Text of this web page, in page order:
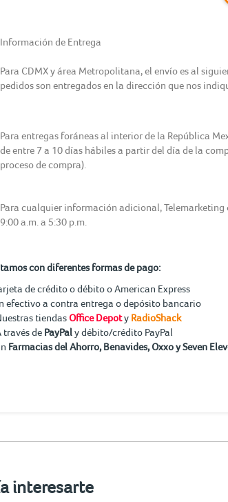
Información de Entrega
Para CDMX y área Metropolitana, el envío es al
pedidos son entregados en la dirección que nos
Para entregas foráneas al interior de la República
de entre 7 a 10 días hábiles a partir del día de la
proceso de compra).
Para cualquier información adicional, Telemarketing
9:00 a.m. a 5:30 p.m.
con diferentes formas de pago:
de crédito o débito o American Express
efectivo a contra entrega o depósito bancario
tiendas Office Depoty RadioShack
través de PayPaly débito/crédito PayPal
Farmacias del Ahorro, Benavides, Oxxo y Seven
interesarte